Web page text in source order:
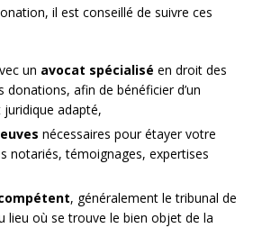
il est conseillé de suivre ces
un avocat spécialisé en droit des
donations, afin de bénéficier d’un
adapté,
nécessaires pour étayer votre
notariés, témoignages, expertises
, généralement le tribunal de
lieu où se trouve le bien objet de la